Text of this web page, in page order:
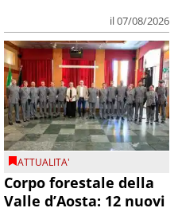
il 07/08/2026
ATTUALITA'
Corpo forestale della
Valle d’Aosta: 12 nuovi